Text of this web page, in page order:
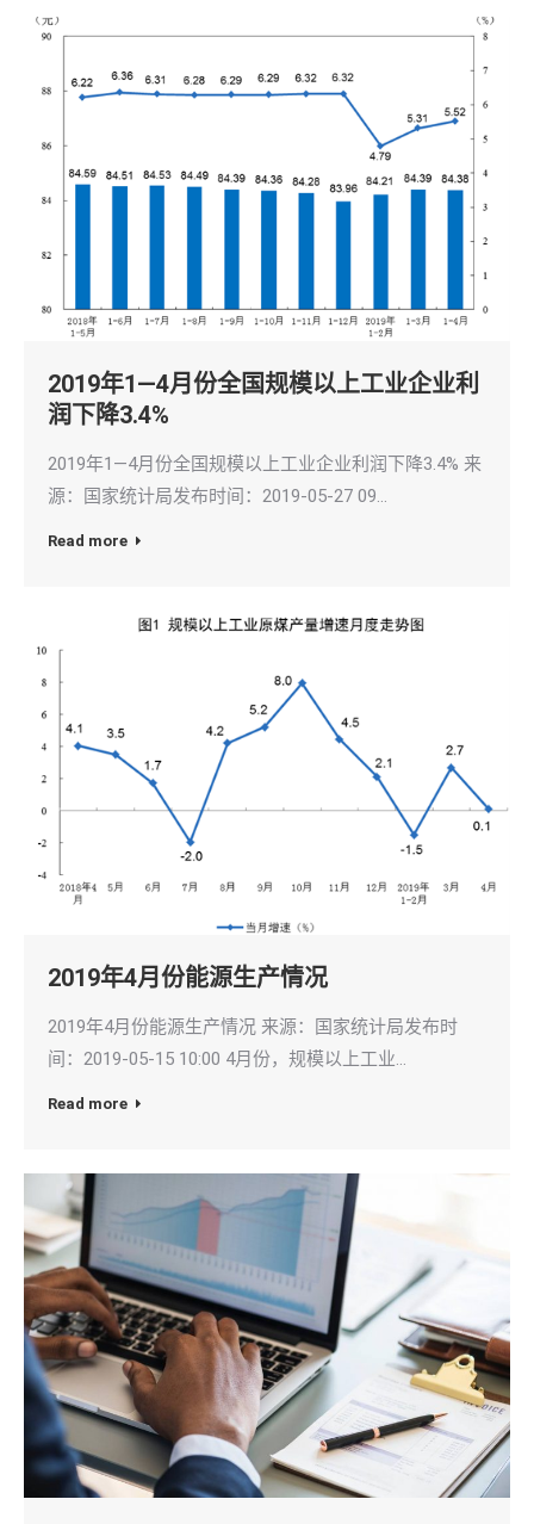
2019年1—4月份全国规模以上工业企业利
润下降3.4%
2019年1—4月份全国规模以上工业企业利润下降3.4% 来
源：国家统计局发布时间：2019-05-27 09…
Read more
2019年4月份能源生产情况
2019年4月份能源生产情况 来源：国家统计局发布时
间：2019-05-15 10:00 4月份，规模以上工业…
Read more